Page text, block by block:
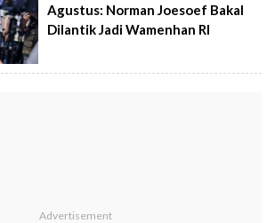
Agustus: Norman Joesoef Bakal
Dilantik Jadi Wamenhan RI